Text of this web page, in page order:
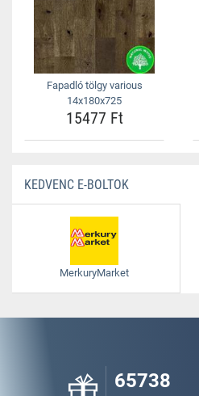
Fapadló tölgy various
14x180x725
15477 Ft
KEDVENC E-BOLTOK
MerkuryMarket
65738